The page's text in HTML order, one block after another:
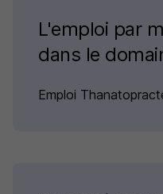
L'emploi par
dans le
Emploi